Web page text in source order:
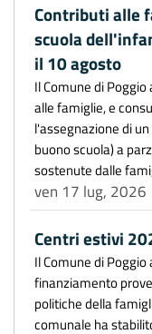
Contributi alle
scuola
il 10 agosto
Il Comune di
alle famiglie, e
l'assegnazione di
buono scuola) a
sostenute dalle
ven 17 lug, 2026
Centri estivi
Il Comune di
finanziamento
politiche della
comunale ha